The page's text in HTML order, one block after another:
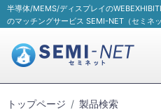
半導体/MEMS/ディスプレイの
のマッチングサービス SEMI-NET（セミネッ
トップページ
製品検索